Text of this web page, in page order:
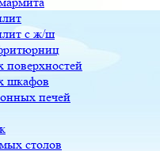
с ж/ш
поверхностей
шкафов
печей
столов